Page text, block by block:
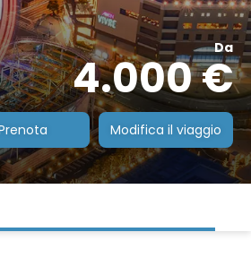
Da
4.000 €
Modifica il viaggio